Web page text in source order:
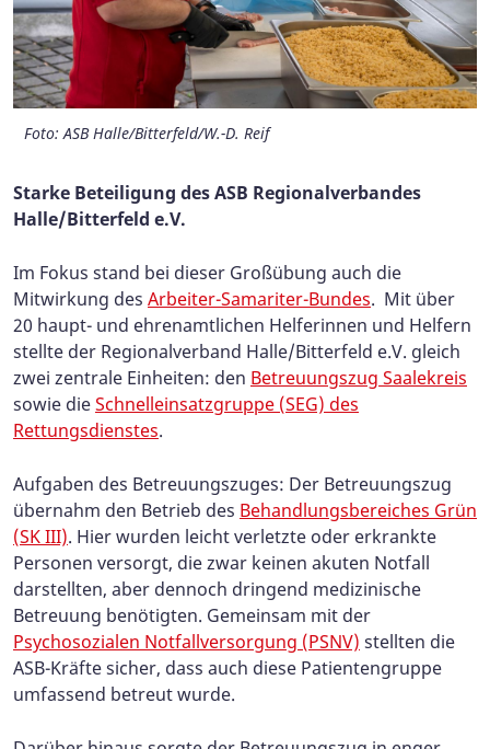
Foto: ASB Halle/Bitterfeld/W.-D. Reif
Foto: ASB Halle/Bitterfeld/W.-D. Reif
Foto: ASB Halle/Bitterfeld/W.-D. Reif
Foto: ASB Halle/Bitterfeld/W.-D. Reif
Foto: ASB Halle/Bitterfeld/W.-D. Reif
Foto: ASB Halle/Bitterfeld/W.-D. Reif
Foto: ASB Halle/Bitterfeld/W.-D. Reif
Foto: ASB Halle/Bitterfeld/W.-D. Reif
Foto: ASB Halle/Bitterfeld/W.-D. Reif
Starke Beteiligung des ASB Regionalverbandes
Halle/Bitterfeld e.V.
Im Fokus stand bei dieser Großübung auch die
Mitwirkung des Arbeiter-Samariter-Bundes. Mit über
20 haupt- und ehrenamtlichen Helferinnen und Helfern
stellte der Regionalverband Halle/Bitterfeld e.V. gleich
zwei zentrale Einheiten: den Betreuungszug Saalekreis
sowie dieSchnelleinsatzgruppe (SEG) des
Rettungsdienstes.
Aufgaben des Betreuungszuges: Der Betreuungszug
übernahm den Betrieb des Behandlungsbereiches Grün
(SK III). Hier wurden leicht verletzte oder erkrankte
Personen versorgt, die zwar keinen akuten Notfall
darstellten, aber dennoch dringend medizinische
Betreuung benötigten. Gemeinsam mit der
Psychosozialen Notfallversorgung (PSNV) stellten die
ASB-Kräfte sicher, dass auch diese Patientengruppe
umfassend betreut wurde.